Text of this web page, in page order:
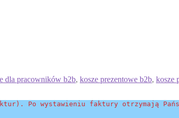
dla pracowników b2b, kosze prezentowe b2b, kosze
Po wystawieniu faktury otrzymają